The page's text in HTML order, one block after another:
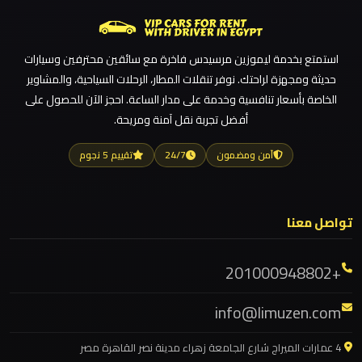
ليموزين مطار العلمين الجديدة
ليموزين مطار العلمين
ليموزين مطار العالمين
ليموزين مطار العاصمة الادارية
ليموزين مطار اكتوبر
ليموزين مرسيدس ايجار بالسائق فى مصر
ليموزين مرسي مطروح
ليموزين مرسي علم
ليموزين مدينتي
الشيخ
ليموزين
رجال
الاعمال
ليموزين
رأس
استمتع بخدمة ليموزين مرسيدس فاخرة مع سائقين محترفين وسيارات
حديثة ومجهزة لراحتك. نوفر تنقلات المطار، الرحلات السياحية، والمشاوير
الخاصة بأسعار تنافسية وخدمة على مدار الساعة. احجز الآن للحصول على
أفضل تجربة نقل آمنة ومريحة.
آمن ومضمون 24/7 تقييم 5 نجوم
تواصل معنا
+201000948802
info@limuzen.com
4 عمارات الميراج شارع الجامعة زهراء مدينة نصر القاهرة مصر